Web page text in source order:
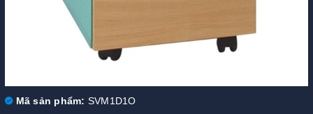
Mã sản phẩm: SVM1D1O